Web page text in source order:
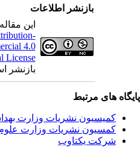
بازنشر اطلاعات
این
4.0
License
بازنشر
های مرتبط
کمیسیون نشریات وزارت
کمسیون نشریات وزارت علوم
شرکت یکتاوب